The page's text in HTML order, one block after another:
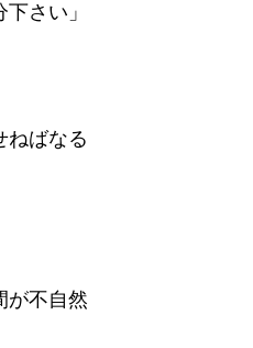
さい」
ねばなる
が不自然